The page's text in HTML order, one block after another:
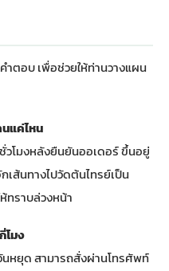
ตอบ เพื่อช่วยให้ท่านวางแผน
แค่ไหน
วโมงหลังยืนยันออเดอร์ ขึ้นอยู่
เส้นทางไปวัดต้นไทรย์เป็น
ทราบล่วงหน้า
โมง
นหยุด สามารถสั่งผ่านโทรศัพท์